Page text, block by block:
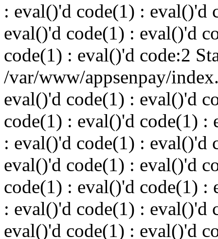
: eval()'d code(1) : eval()'d
eval()'d code(1) : eval()'d
code(1) : eval()'d code:2
/var/www/appsenpay/
eval()'d code(1) : eval()'d
code(1) : eval()'d code(1) :
: eval()'d code(1) : eval()'d
eval()'d code(1) : eval()'d
code(1) : eval()'d code(1) :
: eval()'d code(1) : eval()'d
eval()'d code(1) : eval()'d